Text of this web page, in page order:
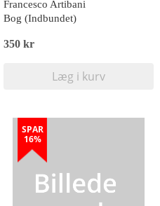
Francesco Artibani
Bog (Indbundet)
350 kr
Læg i kurv
SPAR
16%